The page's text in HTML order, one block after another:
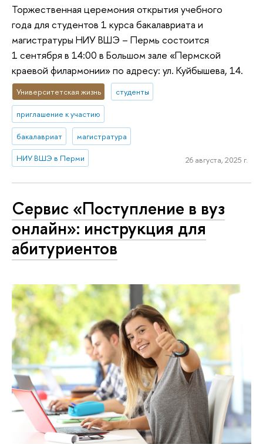
Торжественная церемония открытия учебного
года для студентов 1 курса бакалавриата и
магистратуры НИУ ВШЭ – Пермь состоится
1 сентября в 14:00 в Большом зале «Пермской
краевой филармонии» по адресу: ул. Куйбышева, 14.
Университетская жизнь студенты
приглашение к участию
бакалавриат магистратура
НИУ ВШЭ в Перми 26 августа, 2025 г.
Сервис «Поступление в вуз
онлайн»: инструкция для
абитуриентов